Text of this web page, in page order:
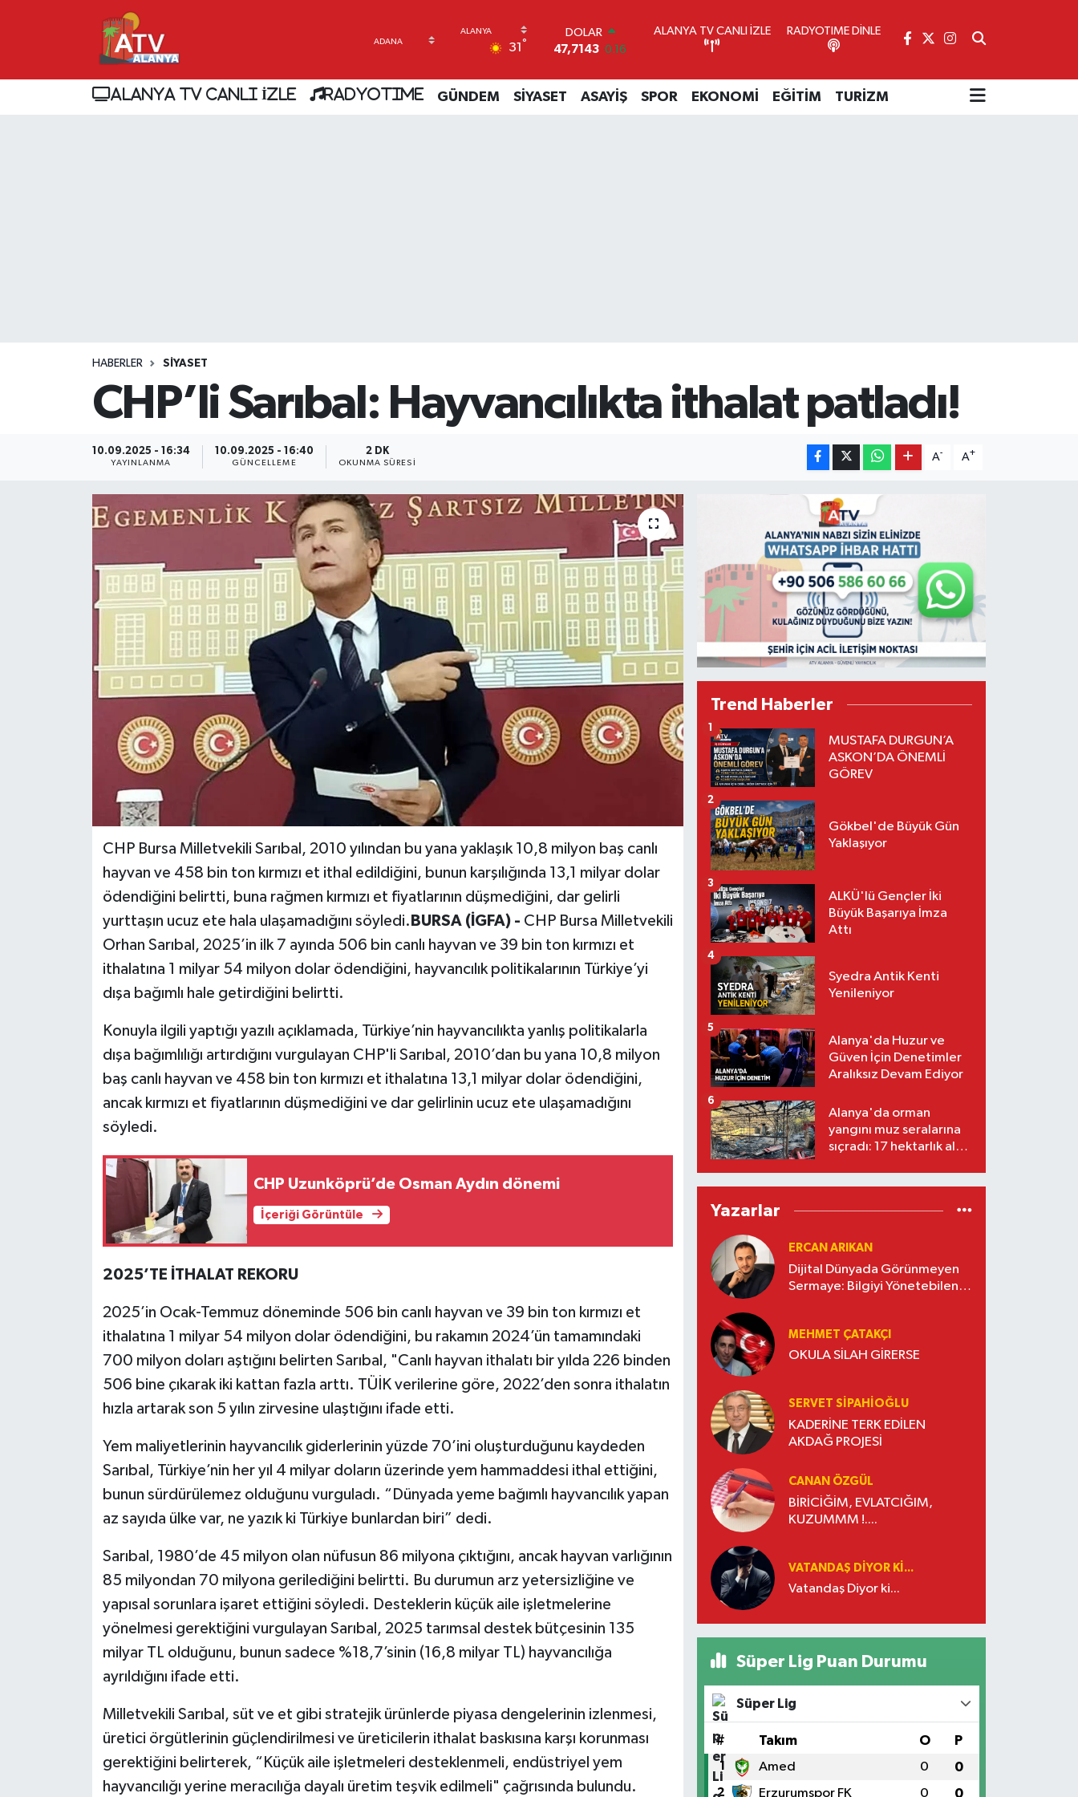
31 °
DOLAR
47,7143 0.16
55,0317 -0.02
STERLİN
ALANYA TV CANLI İZLE RADYOTIME DİNLE
ALANYA TV CANLI İZLE RADYOTIME GÜNDEM SİYASET ASAYİŞ SPOR EKONOMİ EĞİTİM TURİZM
HABERLER SİYASET
CHP’li Sarıbal: Hayvancılıkta ithalat patladı!
10.09.2025 - 16:34
YAYINLANMA
10.09.2025 - 16:40
GÜNCELLEME
2 DK
OKUNMA SÜRESI
A- A+
CHP Bursa Milletvekili Sarıbal, 2010 yılından bu yana yaklaşık 10,8 milyon baş canlı
hayvan ve 458 bin ton kırmızı et ithal edildiğini, bunun karşılığında 13,1 milyar dolar
ödendiğini belirtti, buna rağmen kırmızı et fiyatlarının düşmediğini, dar gelirli
yurttaşın ucuz ete hala ulaşamadığını söyledi. BURSA (İGFA) - CHP Bursa Milletvekili
Orhan Sarıbal, 2025’in ilk 7 ayında 506 bin canlı hayvan ve 39 bin ton kırmızı et
ithalatına 1 milyar 54 milyon dolar ödendiğini, hayvancılık politikalarının Türkiye’yi
dışa bağımlı hale getirdiğini belirtti.
Konuyla ilgili yaptığı yazılı açıklamada, Türkiye’nin hayvancılıkta yanlış politikalarla
dışa bağımlılığı artırdığını vurgulayan CHP'li Sarıbal, 2010’dan bu yana 10,8 milyon
baş canlı hayvan ve 458 bin ton kırmızı et ithalatına 13,1 milyar dolar ödendiğini,
ancak kırmızı et fiyatlarının düşmediğini ve dar gelirlinin ucuz ete ulaşamadığını
söyledi.
CHP Uzunköprü’de Osman Aydın dönemi
İçeriği Görüntüle
2025’TE İTHALAT REKORU
2025’in Ocak-Temmuz döneminde 506 bin canlı hayvan ve 39 bin ton kırmızı et
ithalatına 1 milyar 54 milyon dolar ödendiğini, bu rakamın 2024’ün tamamındaki
700 milyon doları aştığını belirten Sarıbal, "Canlı hayvan ithalatı bir yılda 226 binden
506 bine çıkarak iki kattan fazla arttı. TÜİK verilerine göre, 2022’den sonra ithalatın
hızla artarak son 5 yılın zirvesine ulaştığını ifade etti.
Yem maliyetlerinin hayvancılık giderlerinin yüzde 70’ini oluşturduğunu kaydeden
Sarıbal, Türkiye’nin her yıl 4 milyar doların üzerinde yem hammaddesi ithal ettiğini,
bunun sürdürülemez olduğunu vurguladı. “Dünyada yeme bağımlı hayvancılık yapan
az sayıda ülke var, ne yazık ki Türkiye bunlardan biri” dedi.
Sarıbal, 1980’de 45 milyon olan nüfusun 86 milyona çıktığını, ancak hayvan varlığının
85 milyondan 70 milyona gerilediğini belirtti. Bu durumun arz yetersizliğine ve
yapısal sorunlara işaret ettiğini söyledi. Desteklerin küçük aile işletmelerine
yönelmesi gerektiğini vurgulayan Sarıbal, 2025 tarımsal destek bütçesinin 135
milyar TL olduğunu, bunun sadece %18,7’sinin (16,8 milyar TL) hayvancılığa
ayrıldığını ifade etti.
Milletvekili Sarıbal, süt ve et gibi stratejik ürünlerde piyasa dengelerinin izlenmesi,
üretici örgütlerinin güçlendirilmesi ve üreticilerin ithalat baskısına karşı korunması
gerektiğini belirterek, “Küçük aile işletmeleri desteklenmeli, endüstriyel yem
hayvancılığı yerine meracılığa dayalı üretim teşvik edilmeli" çağrısında bulundu.
Trend Haberler
MUSTAFA DURGUN’A
ASKON’DA ÖNEMLİ
GÖREV
1
Gökbel'de Büyük Gün
Yaklaşıyor
2
ALKÜ'lü Gençler İki
Büyük Başarıya İmza
Attı
3
Syedra Antik Kenti
Yenileniyor
4
Alanya'da Huzur ve
Güven İçin Denetimler
Aralıksız Devam Ediyor
5
Alanya'da orman
yangını muz seralarına
sıçradı: 17 hektarlık alan
6
Yazarlar
ERCAN ARIKAN
Dijital Dünyada Görünmeyen
Sermaye: Bilgiyi Yönetebilen
MEHMET ÇATAKÇI
OKULA SİLAH GİRERSE
SERVET SİPAHİOĞLU
KADERİNE TERK EDİLEN
AKDAĞ PROJESİ
CANAN ÖZGÜL
BİRİCİĞİM, EVLATCIĞIM,
KUZUMMM !....
VATANDAŞ DIYOR KI...
Vatandaş Diyor ki...
Süper Lig Puan Durumu
Süper Lig
# Takım O P
1 Amed 0 0
2 Erzurumspor FK 0 0